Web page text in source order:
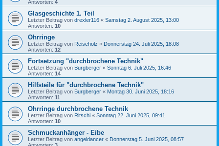
Antworten: 4
Glasgeschichte 1. Teil
Letzter Beitrag von drexler116 « Samstag 2. August 2025, 13:00
Antworten: 10
Ohrringe
Letzter Beitrag von Reiseholz « Donnerstag 24. Juli 2025, 18:08
Antworten: 12
Fortsetzung "durchbrochene Technik"
Letzter Beitrag von Burgberger « Sonntag 6. Juli 2025, 16:46
Antworten: 14
Hilfsteile für "durchbrochene Technik"
Letzter Beitrag von Burgberger « Montag 30. Juni 2025, 18:16
Antworten: 11
Ohrringe durchbrochene Technik
Letzter Beitrag von Ritschi « Sonntag 22. Juni 2025, 09:41
Antworten: 10
Schmuckanhänger - Eibe
Letzter Beitrag von angeldancer « Donnerstag 5. Juni 2025, 08:57